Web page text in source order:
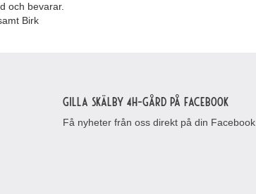
och bevarar.
Birk
Gilla Skälby 4H-gård på Facebook
Få nyheter från oss direkt på din Facebook.